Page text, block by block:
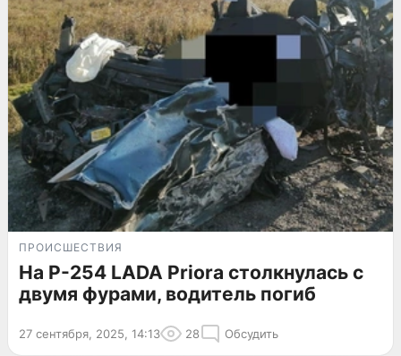
ПРОИСШЕСТВИЯ
На Р-254 LADA Priora столкнулась с
двумя фурами, водитель погиб
27 сентября, 2025, 14:13 28 Обсудить